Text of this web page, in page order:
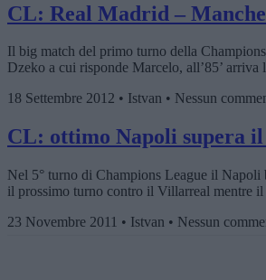
CL: Real Madrid –
Il big match del primo turno della
Dzeko a cui risponde Marcelo, all’85’
18 Settembre 2012 • Istvan • Nessun
CL: ottimo Napoli supera
Nel 5° turno di Champions League il Napoli
il prossimo turno contro il Villarreal mentre
23 Novembre 2011 • Istvan • Nessun